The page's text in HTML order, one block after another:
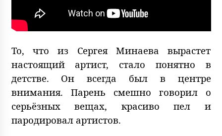
То, что из Сергея Минаева вырастет
настоящий артист, стало понятно в
детстве. Он всегда был в центре
внимания. Парень смешно говорил о
серьёзных вещах, красиво пел и
пародировал артистов.